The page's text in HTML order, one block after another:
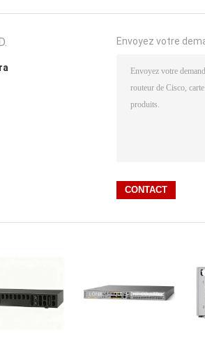
Envoyez votre